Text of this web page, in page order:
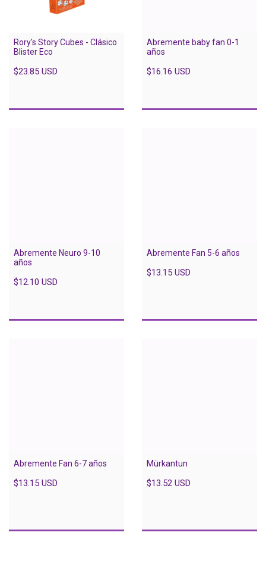
Rory's Story Cubes - Clásico
Blister Eco
$23.85 USD
Abremente baby fan 0-1
años
$16.16 USD
Abremente Neuro 9-10
años
$12.10 USD
Abremente Fan 5-6 años
$13.15 USD
Abremente Fan 6-7 años
$13.15 USD
Mürkantun
$13.52 USD